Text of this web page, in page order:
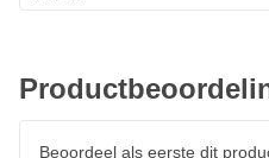
Beoordeel als eerste dit